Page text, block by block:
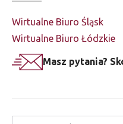
Wirtualne Biuro Śląsk
Wirtualne Biuro Łódzkie
Masz pytania?